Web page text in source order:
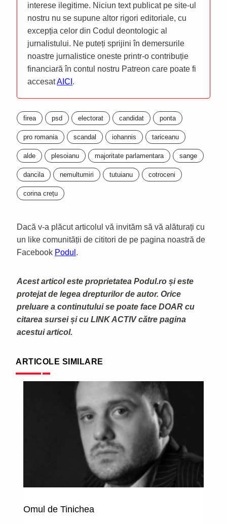
interese ilegitime. Niciun text publicat pe site-ul
nostru nu se supune altor rigori editoriale, cu
excepția celor din Codul deontologic al
jurnalistului. Ne puteți sprijini în demersurile
noastre jurnalistice oneste printr-o contribuție
financiară în contul nostru Patreon care poate fi
accesatAICI .
firea psd electorat candidat ponta
pro romania scandal iohannis tariceanu
alde plesoianu majoritate parlamentara sange
dancila nemultumiri tutuianu cotroceni
corina crețu
Dacă v-a plăcut articolul vă invităm să vă alăturați cu
un like comunității de cititori de pe pagina noastră de
Facebook Podul .
Acest articol este proprietatea Podul.ro și este
protejat de legea drepturilor de autor. Orice
preluare a continutului se poate face DOAR cu
citarea sursei și cu LINK ACTIV către pagina
acestui articol.
ARTICOLE SIMILARE
Omul de Tinichea